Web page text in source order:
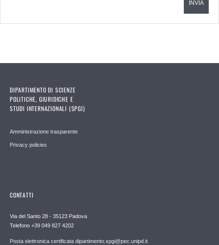
DIPARTIMENTO DI SCIENZE
POLITICHE, GIURIDICHE E
STUDI INTERNAZIONALI (SPGI)
Amministrazione trasparente
Privacy policies
CONTATTI
Via del Santo 28 - 35123 Padova
Telefono +39 049 827 4202
Posta elettronica certificata dipartimento.spgi@pec.unipd.it